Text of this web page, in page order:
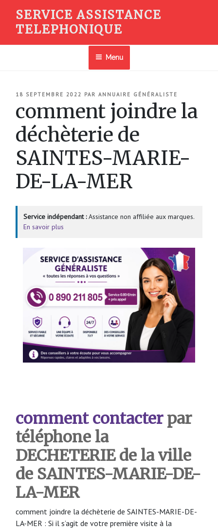
contenu
SERVICE ASSISTANCE
TELEPHONIQUE
Menu
PUBLIÉ
18 SEPTEMBRE 2022 PAR ANNUAIRE GÉNÉRALISTE
comment joindre la
déchèterie de
SAINTES-MARIE-
DE-LA-MER
Service indépendant :Assistance non affiliée aux marques.
En savoir plus
comment contacterpar
téléphone la
DECHETERIE de la ville
de SAINTES-MARIE-DE-
LA-MER
comment joindre la déchèterie de SAINTES-MARIE-DE-
LA-MER : Si il s’agit de votre première visite à la